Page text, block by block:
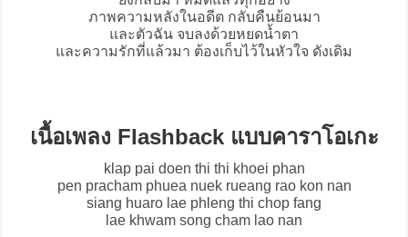
ภาพความหลังในอดีต กลับคืนย้อนมา
และตัวฉัน จบลงด้วยหยดนํ้าตา
และความรักที่แล้วมา ต้องเก็บไว้ในหัวใจ ดังเดิม
เนื้อเพลง Flashback แบบคาราโอเกะ
klap pai doen thi thi khoei phan
pen pracham phuea nuek rueang rao kon nan
siang huaro lae phleng thi chop fang
lae khwam song cham lao nan